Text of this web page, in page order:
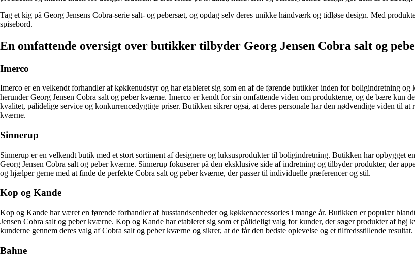
Tag et kig på Georg Jensens Cobra-serie salt- og pebersæt, og opdag selv deres unikke håndværk og tidløse design. Med
spisebord.
En omfattende oversigt over butikker tilbyder Georg Jensen Cobra salt og
Imerco
Imerco er en velkendt forhandler af køkkenudstyr og har etableret sig som en af de førende butikker inden for boligindretning
herunder Georg Jensen Cobra salt og peber kværne. Imerco er kendt for sin omfattende viden om produkterne, og de bære kun
kvalitet, pålidelige service og konkurrencedygtige priser. Butikken sikrer også, at deres personale har den nødvendige viden til
kværne.
Sinnerup
Sinnerup er en velkendt butik med et stort sortiment af designere og luksusprodukter til boligindretning. Butikken har opbygget
Georg Jensen Cobra salt og peber kværne. Sinnerup fokuserer på den eksklusive side af indretning og tilbyder produkter, der
og hjælper gerne med at finde de perfekte Cobra salt og peber kværne, der passer til individuelle præferencer og stil.
Kop og Kande
Kop og Kande har været en førende forhandler af husstandsenheder og køkkenaccessories i mange år. Butikken er populær
Jensen Cobra salt og peber kværne. Kop og Kande har etableret sig som et pålideligt valg for kunder, der søger produkter af
kunderne gennem deres valg af Cobra salt og peber kværne og sikrer, at de får den bedste oplevelse og et tilfredsstillende resultat.
Bahne